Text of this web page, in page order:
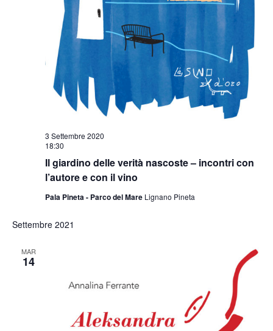
Il giardino delle verità nascoste – incontri con
l’autore e con il vino
3 Settembre 2020
18:30
Pala Pineta - Parco del Mare Lignano Pineta
Settembre 2021
MAR
14